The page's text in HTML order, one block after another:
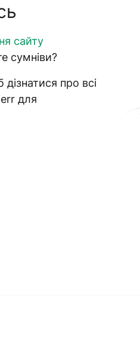
сайту
сумніви?
дізнатися про всі
для